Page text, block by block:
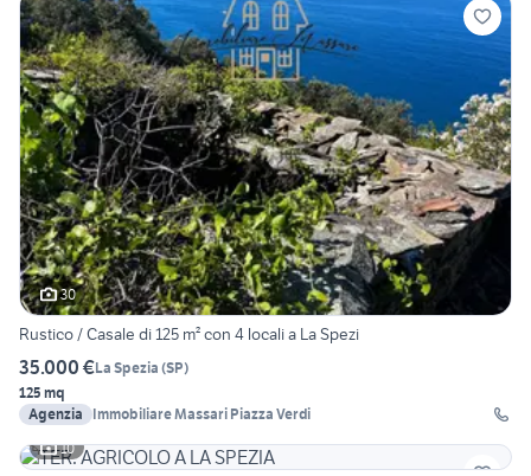
30
Rustico / Casale di 125 m² con 4 locali a La Spezi
35.000 €La Spezia (SP)
125 mq
Agenzia
Immobiliare Massari Piazza Verdi
10